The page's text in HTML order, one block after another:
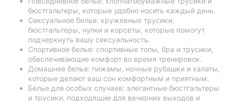
бюстгальтеры, которые удобно носить каждый день.
Сексуальное белье: кружевные трусики,
бюстгальтеры, чулки и корсеты, которые помогут
подчеркнуть вашу сексуальность.
Спортивное белье: спортивные топы, бра и трусики,
обеспечивающие комфорт во время тренировок.
Домашнее белье: пижамы, ночные рубашки и халаты,
которые делают ваш сон комфортным и приятным.
Белье для особых случаев: элегантные бюстгальтеры
и трусики, подходящие для вечерних выходов и